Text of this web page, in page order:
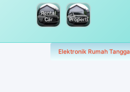
Rental
Car
Properti
Elektronik Rumah Tangga